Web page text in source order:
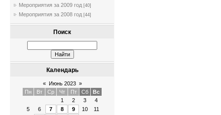
Мероприятия за 2009 год [40]
Мероприятия за 2008 год [44]
Поиск
Календарь
« Июнь 2023 »
Пн
Вт Ср Чт Пт Сб
Вс
1
2 3
4
5
6 7 8 9 10
11